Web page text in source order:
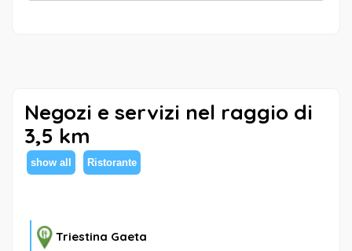
Negozi e servizi nel raggio di
3,5 km
show all Ristorante
Triestina Gaeta